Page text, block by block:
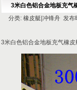
3米白色铝合金地板充气
分类: 橡皮艇|冲锋舟 发
3米白色铝合金地板充气橡皮